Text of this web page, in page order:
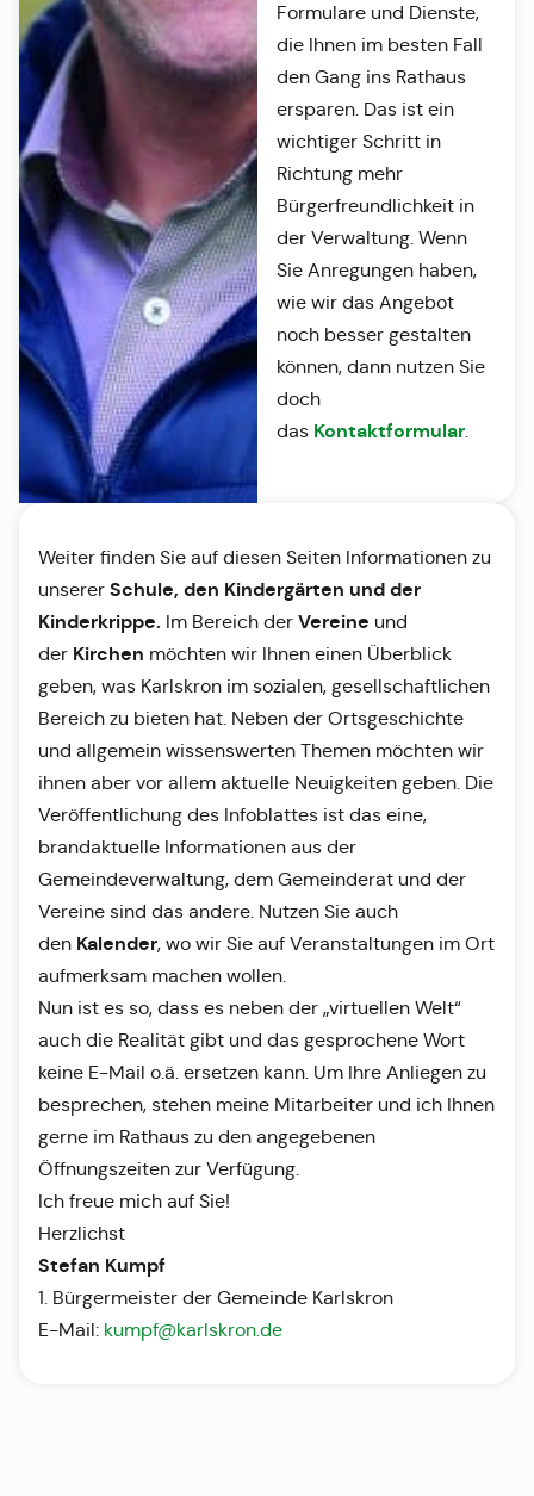
Formulare und Dienste,
die Ihnen im besten Fall
den Gang ins Rathaus
ersparen. Das ist ein
wichtiger Schritt in
Richtung mehr
Bürgerfreundlichkeit in
der Verwaltung. Wenn
Sie Anregungen haben,
wie wir das Angebot
noch besser gestalten
können, dann nutzen Sie
doch
das Kontaktformular.
Weiter finden Sie auf diesen Seiten Informationen zu
unserer Schule, den Kindergärten und der
Kinderkrippe. Im Bereich der Vereine und
der Kirchen möchten wir Ihnen einen Überblick
geben, was Karlskron im sozialen, gesellschaftlichen
Bereich zu bieten hat. Neben der Ortsgeschichte
und allgemein wissenswerten Themen möchten wir
ihnen aber vor allem aktuelle Neuigkeiten geben. Die
Veröffentlichung des Infoblattes ist das eine,
brandaktuelle Informationen aus der
Gemeindeverwaltung, dem Gemeinderat und der
Vereine sind das andere. Nutzen Sie auch
den Kalender, wo wir Sie auf Veranstaltungen im Ort
aufmerksam machen wollen.
Nun ist es so, dass es neben der „virtuellen Welt“
auch die Realität gibt und das gesprochene Wort
keine E-Mail o.ä. ersetzen kann. Um Ihre Anliegen zu
besprechen, stehen meine Mitarbeiter und ich Ihnen
gerne im Rathaus zu den angegebenen
Öffnungszeiten zur Verfügung.
Ich freue mich auf Sie!
Herzlichst
Stefan Kumpf
1. Bürgermeister der Gemeinde Karlskron
E-Mail: kumpf@karlskron.de